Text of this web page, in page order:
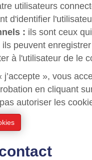
utilisateurs
d'identifier
: ils sont ceux
peuvent
à l'utilisateur de le
», vous
en cliquant
autoriser les